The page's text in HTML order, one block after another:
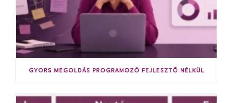
GYORS MEGOLDÁS PROGRAMOZÓ FEJLESZTŐ NÉLKÜL